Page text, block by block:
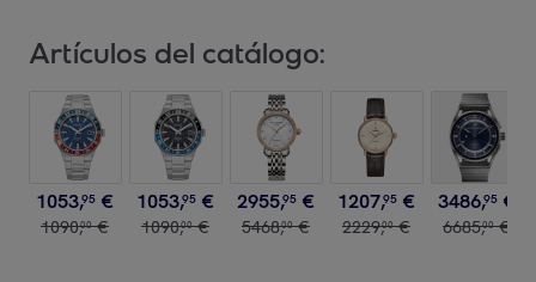
Artículos del catálogo:
1053,95 €
1090,00 €
1053,95 €
1090,00 €
2955,95 €
5468,00 €
1207,95 €
2229,00 €
3486,95 €
6685,00 €